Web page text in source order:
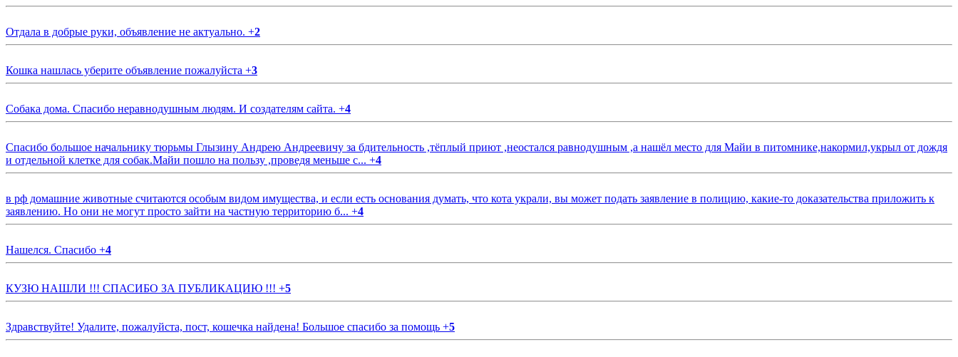
Отдала в добрые руки, объявление не актуально. +2
Кошка нашлась уберите объявление пожалуйста +3
Собака дома. Спасибо неравнодушным людям. И создателям сайта. +4
Спасибо большое начальнику тюрьмы Глызину Андрею Андреевичу за бдительность ,тёплый приют ,неостался равнодушным ,а нашёл место для Майи в питомнике,накормил,укрыл от дождя
и отдельной клетке для собак.Майи пошло на пользу ,проведя меньше с... +4
в рф домашние животные считаются особым видом имущества, и если есть основания думать, что кота украли, вы может подать заявление в полицию, какие-то доказательства приложить к
заявлению. Но они не могут просто зайти на частную территорию б... +4
Нашелся. Спасибо +4
КУЗЮ НАШЛИ !!! СПАСИБО ЗА ПУБЛИКАЦИЮ !!! +5
Здравствуйте! Удалите, пожалуйста, пост, кошечка найдена! Большое спасибо за помощь +5